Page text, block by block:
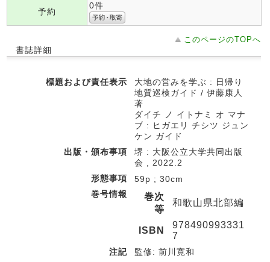
予約
0件
このページのTOPへ
書誌詳細
標題および責任表示
大地の営みを学ぶ : 日帰り
地質巡検ガイド / 伊藤康人
著
ダイチ ノ イトナミ オ マナ
ブ : ヒガエリ チシツ ジュン
ケン ガイド
出版・頒布事項
堺 : 大阪公立大学共同出版
会 , 2022.2
形態事項
59p ; 30cm
巻号情報
巻次
等
和歌山県北部編
ISBN
978490993331
7
注記
監修: 前川寛和